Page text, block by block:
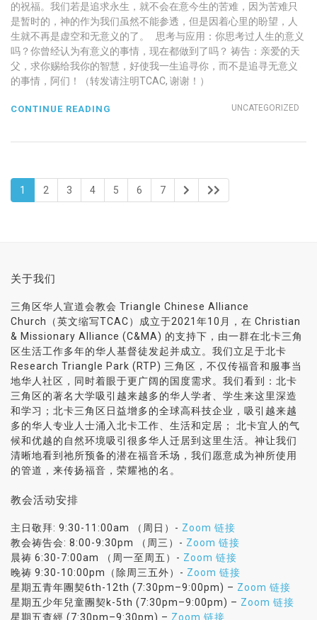
的祝福。我们若是追求永生，就不会在意今生的苦难，因为苦难只
是暂时的，神的作为我们虽然不能参透，但是因着心里的盼望，人
生就不再是虚空和无意义的了。 思考与应用：你思考过人生的意义
吗？你曾经认为有意义的事情，现在都做到了吗？ 祷告：亲爱的天
父，求你赐给我你的智慧，好使我一生追寻你，而不是追寻无意义
的事情，阿们！（转发请注明TCAC, 谢谢！）
UNCATEGORIZED
CONTINUE READING
1 2 3 4 5 6 7
关于我们
三角区华人宣道会教会 Triangle Chinese Alliance
Church（英文缩写TCAC）成立于2021年10月，在 Christian
& Missionary Alliance (C&MA) 的支持下，由一群在北卡三角
区生活工作多年的华人基督徒发起并成立。我们立足于北卡
Research Triangle Park (RTP) 三角区，不仅传福音和服事当
地华人社区，同时着眼于更广阔的国度需求。我们看到：北卡
三角区的著名大学吸引越来越多的华人学者、学生来这里深造
和学习；北卡三角区日益增多的全球高科技企业，吸引越来越
多的华人专业人士涌入北卡工作、生活和定居； 北卡宜人的气
候和优越的自然环境吸引很多华人迁居到这里生活。神让我们
清晰地看到祂所预备的潜在福音禾场，我们愿意成为神所使用
的管道，来传扬福音，荣耀祂的名。
教会活动安排
主日敬拜: 9:30-11:00am （周日）- Zoom 链接
教会祷告会: 8:00-9:30pm （周三）- Zoom 链接
晨祷 6:30-7:00am （周一至周五）- Zoom 链接
晚祷 9:30-10:00pm（除周三五外）- Zoom 链接
星期五青年團契6th-12th (7:30pm–9:00pm) – Zoom 链接
星期五少年兒童團契k-5th (7:30pm–9:00pm) – Zoom 链接
星期五查經 (7:30pm–9:30pm) – Zoom 链接